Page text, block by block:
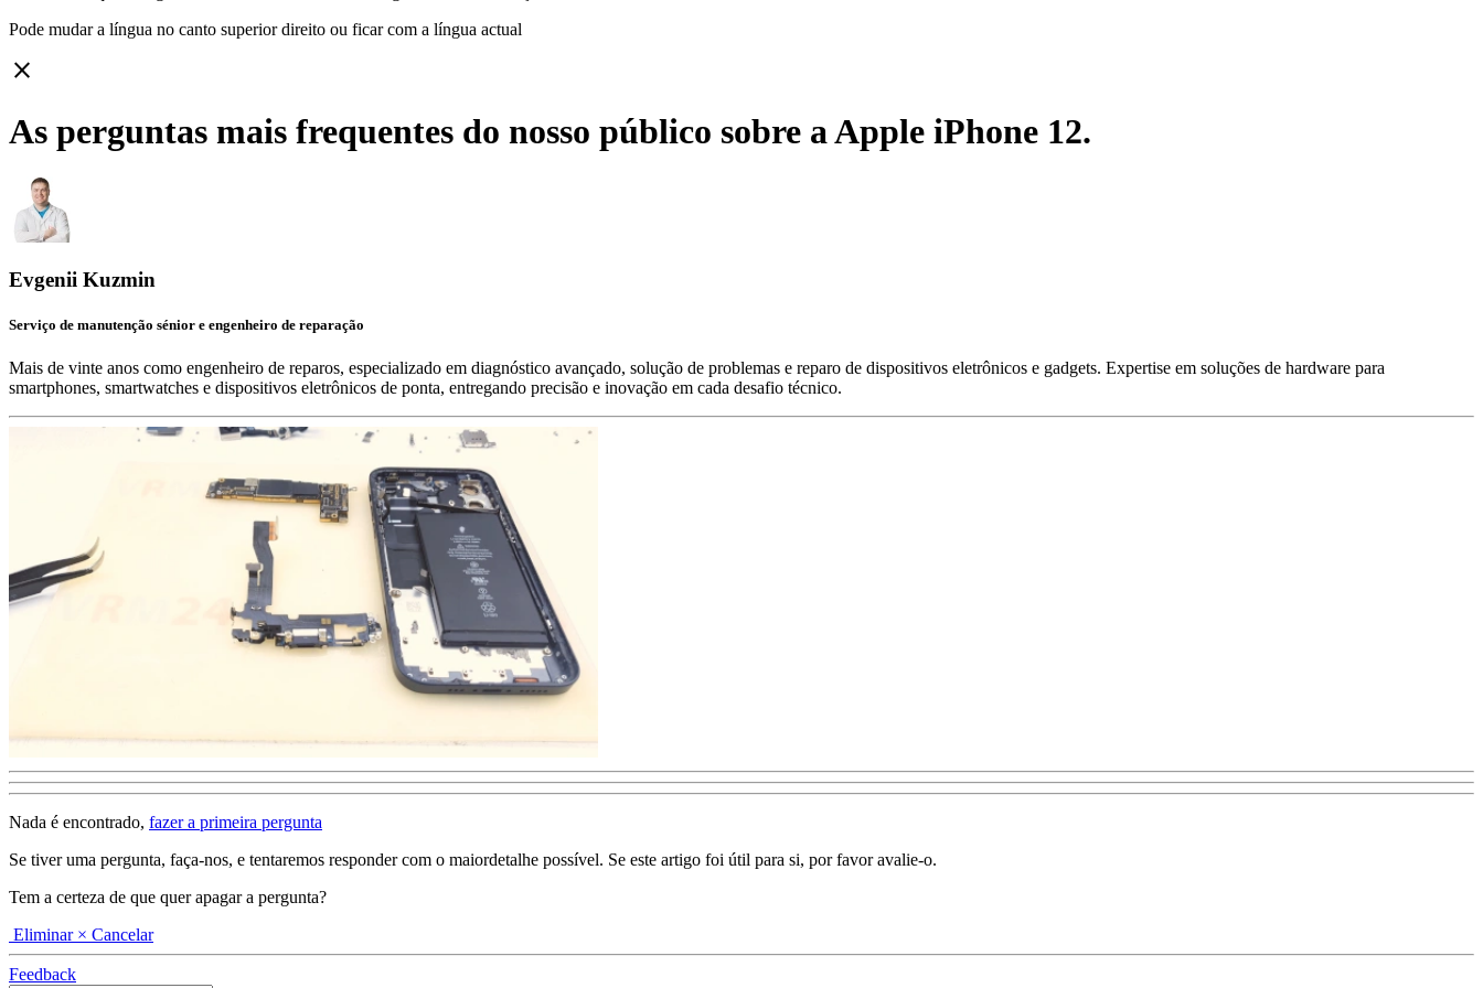
Pode mudar a língua no canto superior direito ou ficar com a língua actual
close
As perguntas mais frequentes do nosso público sobre a Apple iPhone 12.
Evgenii Kuzmin
Serviço de manutenção sénior e engenheiro de reparação
Mais de vinte anos como engenheiro de reparos, especializado em diagnóstico avançado, solução de problemas e reparo de dispositivos eletrônicos e gadgets. Expertise em soluções de hardware para
smartphones, smartwatches e dispositivos eletrônicos de ponta, entregando precisão e inovação em cada desafio técnico.
Nada é encontrado, fazer a primeira pergunta
Se tiver uma pergunta, faça-nos, e tentaremos responder com o maiordetalhe possível. Se este artigo foi útil para si, por favor avalie-o.
Tem a certeza de que quer apagar a pergunta?
Eliminar × Cancelar
Feedback